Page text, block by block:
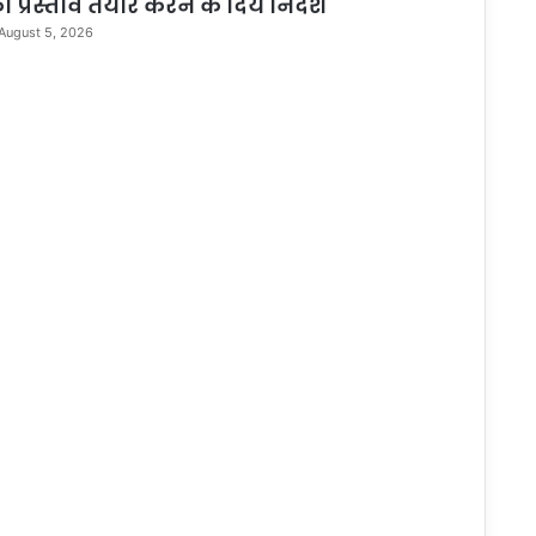
5, 2026